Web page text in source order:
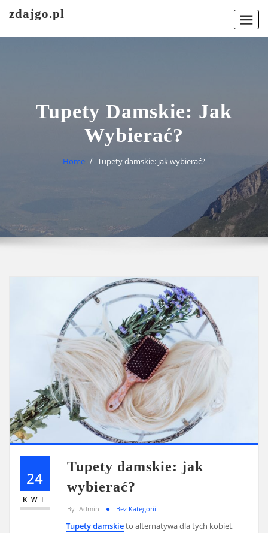
zdajgo.pl
Tupety Damskie: Jak
Wybierać?
Home Tupety damskie: jak wybierać?
24
KWI
Tupety damskie: jak
wybierać?
By Admin Bez Kategorii
Tupety damskieto alternatywa dla tych kobiet,